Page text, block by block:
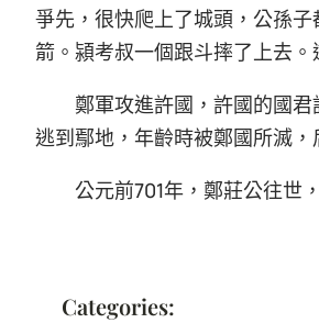
爭先，很快爬上了城頭，公孫
箭。潁考叔一個跟斗摔了上去。
鄭軍攻進許國，許國的國
逃到鄢地，年齡時被鄭國所滅，
公元前701年，鄭莊公往世
Categories: